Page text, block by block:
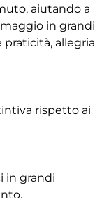
aiutando a
in grandi
allegria
rispetto ai
in grandi